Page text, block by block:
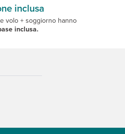
inclusa
volo + soggiorno hanno
inclusa.